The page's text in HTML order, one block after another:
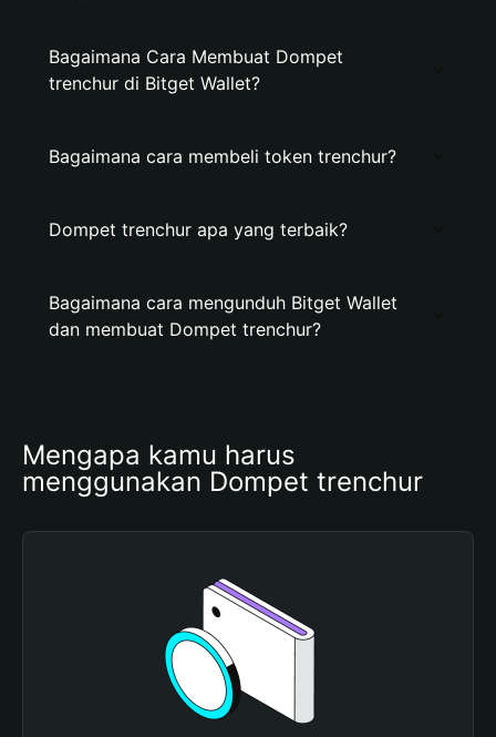
Bagaimana Cara Membuat Dompet
trenchur di Bitget Wallet?
Bagaimana cara membeli token trenchur?
Dompet trenchur apa yang terbaik?
Bagaimana cara mengunduh Bitget Wallet
dan membuat Dompet trenchur?
Mengapa kamu harus
menggunakan Dompet trenchur